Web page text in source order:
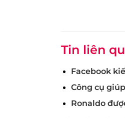
Tin liên
Facebook
Công cụ
Ronaldo